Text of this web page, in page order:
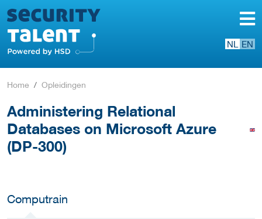
NL EN
Home Opleidingen
Administering Relational
Databases on Microsoft Azure
(DP-300)
Computrain